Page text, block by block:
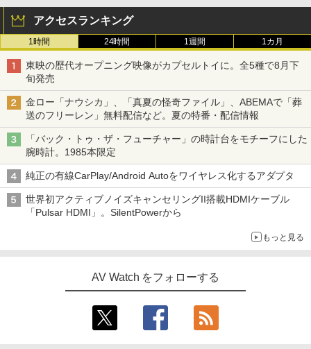
アクセスランキング
1時間 24時間 1週間 1カ月
東映の歴代オープニング映像がカプセルトイに。全5種で8月下
旬発売
金ロー「ナウシカ」、「真夏の怪奇ファイル」、ABEMAで「葬
送のフリーレン」無料配信など。夏の特番・配信情報
「バック・トゥ・ザ・フューチャー」の時計台をモチーフにした
腕時計。1985本限定
純正の有線CarPlay/Android Autoをワイヤレス化するアダプタ
世界初アクティブノイズキャンセリングII搭載HDMIケーブル
「Pulsar HDMI」。SilentPowerから
もっと見る
AV Watch をフォローする